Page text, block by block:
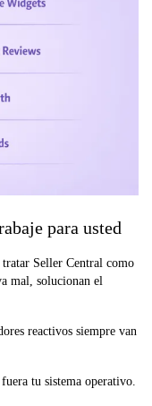
para usted
Seller Central como
mal, solucionan el
reactivos siempre van
tu sistema operativo.